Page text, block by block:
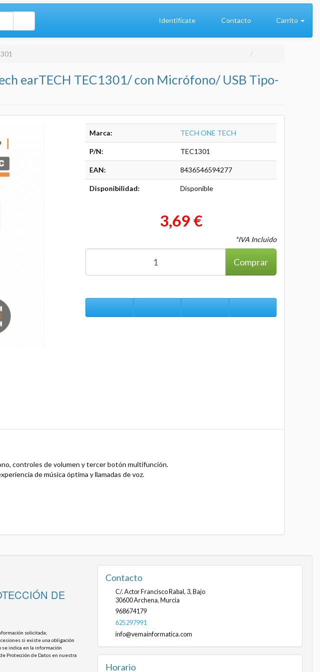
Identifícate Contacto Carrito
earTECH TEC1301/ con Micrófono/ USB Tipo-
Marca: TECH ONE TECH
P/N: TEC1301
EAN: 8436546594277
Disponibilidad: Disponible
3,69 €
*IVA Incluido
Comprar
controles de volumen y tercer botón multifunción.
de música óptima y llamadas de voz.
DE
solicitada;
si existe una obligación
se indica en la información
Protección de Datos en nuestra
Contacto
C/. Actor Francisco Rabal, 3, Bajo
30600Archena, Murcia
968674179
625297991
info@vemainformatica.com
Horario